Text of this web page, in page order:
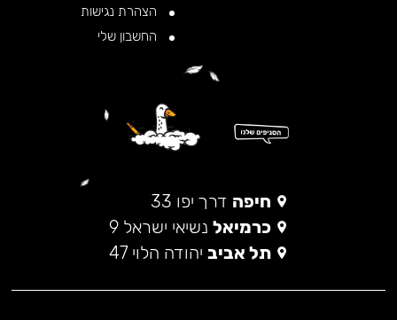
הצהרת נגישות
החשבון שלי
חיפה דרך יפו 33
כרמיאל נשיאי ישראל 9
תל אביב יהודה הלוי 47